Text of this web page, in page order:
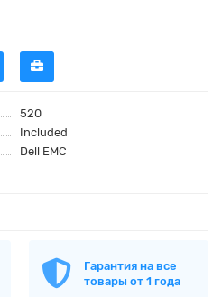
520
Included
Dell EMC
Гарантия на все
товары от 1 года